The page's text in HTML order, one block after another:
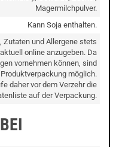
Magermilchpulver.
Kann Soja enthalten.
Zutaten und Allergene stets
online anzugeben. Da
vornehmen können, sind
möglich.
daher vor dem Verzehr die
auf der Verpackung.